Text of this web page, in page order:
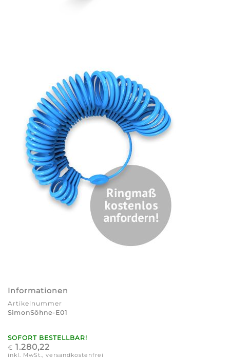
Informationen
Artikelnummer
SimonSöhne-E01
SOFORT BESTELLBAR!
€ 1.280,22
inkl. MwSt., versandkostenfrei